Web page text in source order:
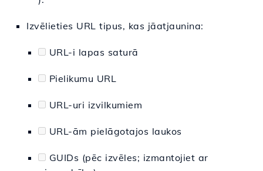
Izvēlieties URL tipus, kas jāatjaunina:
URL-i lapas saturā
Pielikumu URL
URL-uri izvilkumiem
URL-ām pielāgotajos laukos
GUIDs (pēc izvēles; izmantojiet ar